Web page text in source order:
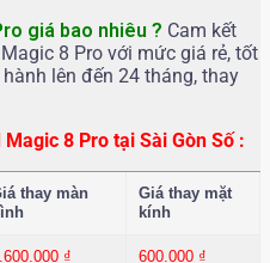
giá bao nhiêu ? Cam kết
8 Pro với mức giá rẻ, tốt
lên đến 24 tháng, thay
8 Pro tại Sài Gòn Số :
thay màn
Giá thay mặt
kính
₫ 600.000 ₫